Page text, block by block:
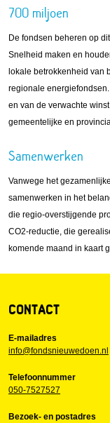
700 miljoen
De fondsen beheren op
Snelheid maken en
lokale betrokkenheid van
regionale
en van de verwachte
gemeentelijke en
Samenwerken
Vanwege het
samenwerken in het
die regio-overstijgende
CO2-reductie, die
komende maand in kaart
CONTACT
E-mailadres
info@fondsnieuwedoen.nl
Telefoonnummer
050-7527527
Bezoek- en postadres